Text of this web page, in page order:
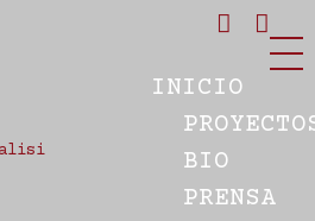
INICIO
BIO
PRENSA